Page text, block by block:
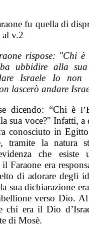
fu quella di
al v.2
rispose: "Chi è
ubbidire alla
Israele Io non
lascerò andare
dicendo: “Chi è
sua voce?" Infatti, a
conosciuto in
tramite la natura
che
Faraone era
di adorare degli
sua dichiarazione
verso Dio. Al
chi era il Dio
di Mosè.